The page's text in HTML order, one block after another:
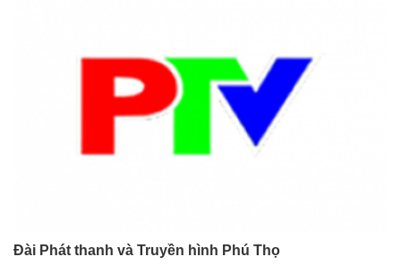
Đài Phát thanh và Truyền hình Phú Thọ